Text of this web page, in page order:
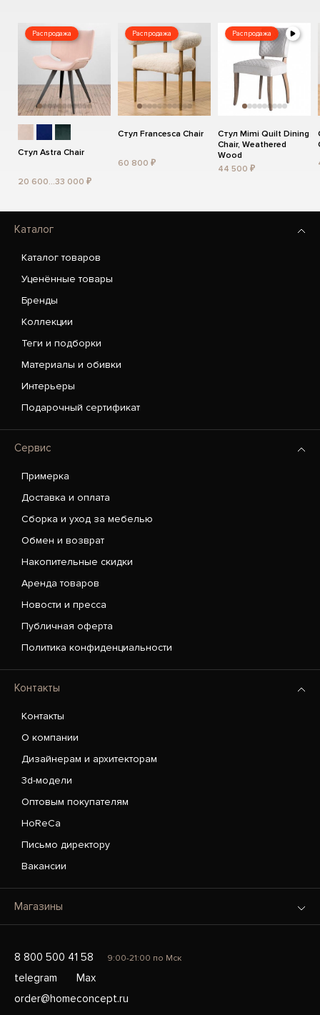
Распродажа
Стул Astra Chair
20 600...33 000 ₽
Распродажа
Стул Francesca Chair
60 800 ₽
Распродажа
Стул Mimi Quilt Dining
Chair, Weathered
Wood
44 500 ₽
Каталог
Каталог товаров
Уценённые товары
Бренды
Коллекции
Теги и подборки
Материалы и обивки
Интерьеры
Подарочный сертификат
Сервис
Примерка
Доставка и оплата
Сборка и уход за мебелью
Обмен и возврат
Накопительные скидки
Аренда товаров
Новости и пресса
Публичная оферта
Политика конфиденциальности
Контакты
Контакты
О компании
Дизайнерам и архитекторам
3d-модели
Оптовым покупателям
HoReCa
Письмо директору
Вакансии
Магазины
8 800 500 41 58 9:00-21:00 по Мск
telegram
Max
order@homeconcept.ru